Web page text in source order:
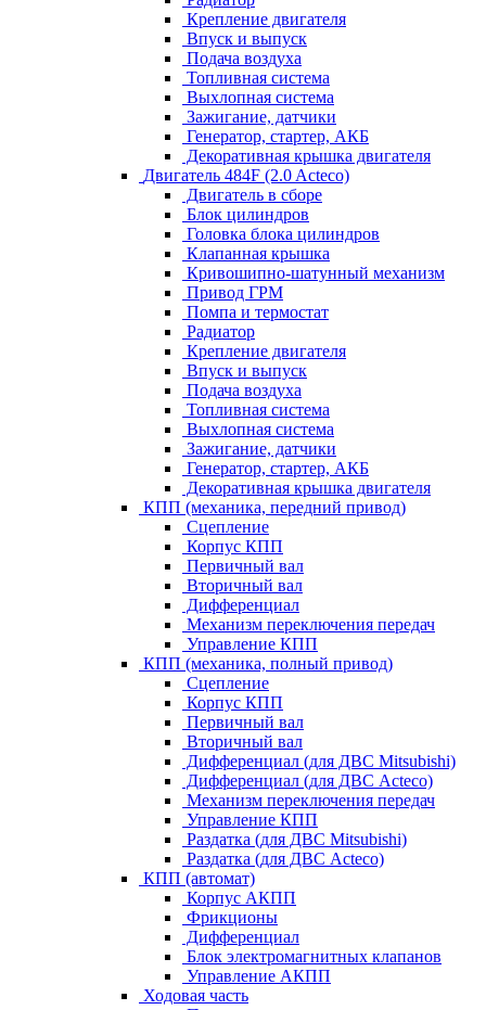
Крепление двигателя
Впуск и выпуск
Подача воздуха
Топливная система
Выхлопная система
Зажигание, датчики
Генератор, стартер, АКБ
Декоративная крышка двигателя
Двигатель 484F (2.0 Acteco)
Двигатель в сборе
Блок цилиндров
Головка блока цилиндров
Клапанная крышка
Кривошипно-шатунный механизм
Привод ГРМ
Помпа и термостат
Радиатор
Крепление двигателя
Впуск и выпуск
Подача воздуха
Топливная система
Выхлопная система
Зажигание, датчики
Генератор, стартер, АКБ
Декоративная крышка двигателя
КПП (механика, передний привод)
Сцепление
Корпус КПП
Первичный вал
Вторичный вал
Дифференциал
Механизм переключения передач
Управление КПП
КПП (механика, полный привод)
Сцепление
Корпус КПП
Первичный вал
Вторичный вал
Дифференциал (для ДВС Mitsubishi)
Дифференциал (для ДВС Acteco)
Механизм переключения передач
Управление КПП
Раздатка (для ДВС Mitsubishi)
Раздатка (для ДВС Acteco)
КПП (автомат)
Корпус АКПП
Фрикционы
Дифференциал
Блок электромагнитных клапанов
Управление АКПП
Ходовая часть